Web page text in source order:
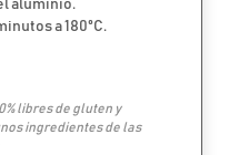
aluminio.
a 180ºC.
libres de gluten y
ingredientes de las